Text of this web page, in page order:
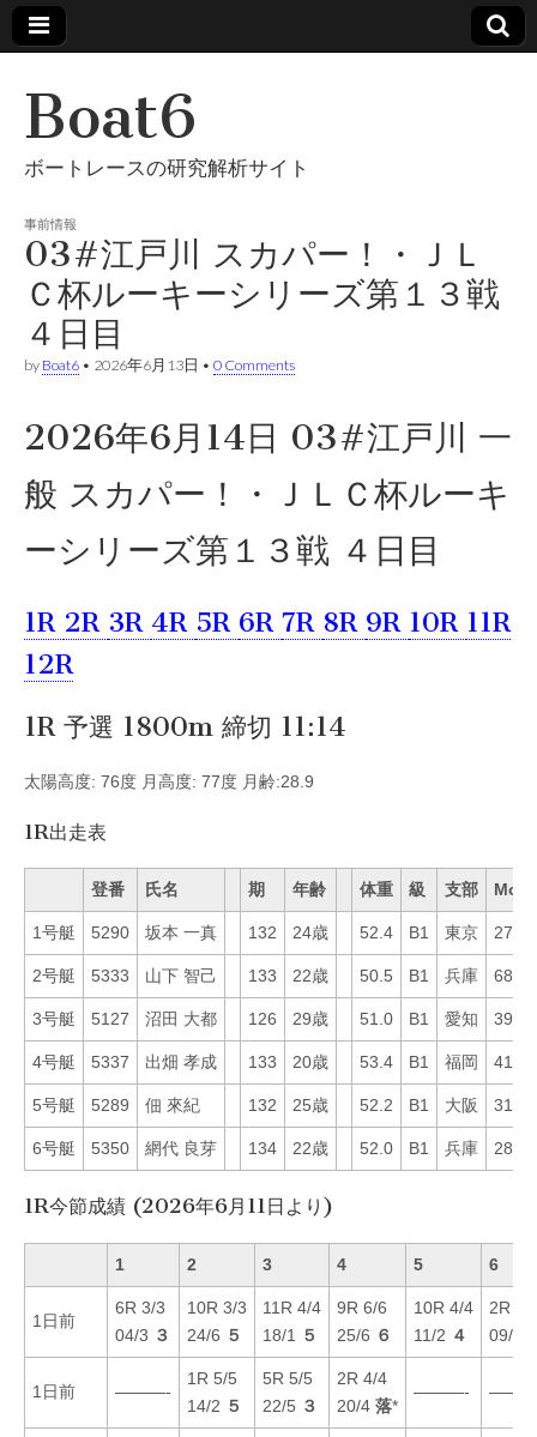
Boat6
ボートレースの研究解析サイト
事前情報
03#江戸川 スカパー！・ＪＬ
Ｃ杯ルーキーシリーズ第１３戦
４日目
by Boat6 • 2026年6月13日 • 0 Comments
2026年6月14日 03#江戸川 一
般 スカパー！・ＪＬＣ杯ルーキ
ーシリーズ第１３戦 ４日目
1R 2R 3R 4R 5R 6R 7R 8R 9R 10R 11R
12R
1R 予選 1800m 締切 11:14
太陽高度: 76度 月高度: 77度 月齢:28.9
1R出走表
登番 氏名 期 年齢 体重 級 支部 Mo
1号艇 5290 坂本 一真 132 24歳 52.4 B1 東京 27
2号艇 5333 山下 智己 133 22歳 50.5 B1 兵庫 68
3号艇 5127 沼田 大都 126 29歳 51.0 B1 愛知 39
4号艇 5337 出畑 孝成 133 20歳 53.4 B1 福岡 41
5号艇 5289 佃 來紀 132 25歳 52.2 B1 大阪 31
6号艇 5350 網代 良芽 134 22歳 52.0 B1 兵庫 28
1R今節成績 (2026年6月11日より)
1 2 3 4 5 6
1日前
6R 3/3
04/3 ３
10R 3/3
24/6 ５
11R 4/4
18/1
５
9R 6/6
25/6 ６
10R 4/4
11/2 ４
2R 1/
09/1
1日前 ———-
1R 5/5
14/2 ５
5R 5/5
22/5 ３
2R 4/4
20/4 落*
———-